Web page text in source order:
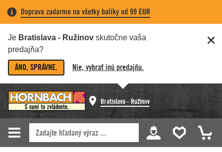
Doprava zadarmo na všetky balíky od 99 EUR
Je Bratislava - Ružinov skutočne vaša
predajňa?
ÁNO, SPRÁVNE. Nie, vybrať inú predajňu.
Bratislava - Ružinov